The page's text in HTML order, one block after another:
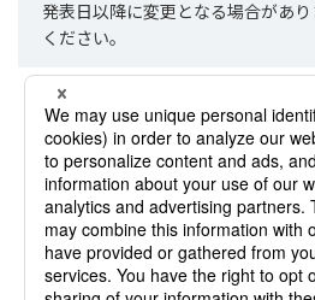
発表日以降に変更となる場合があ
ください。
シェアす
一覧へ戻る